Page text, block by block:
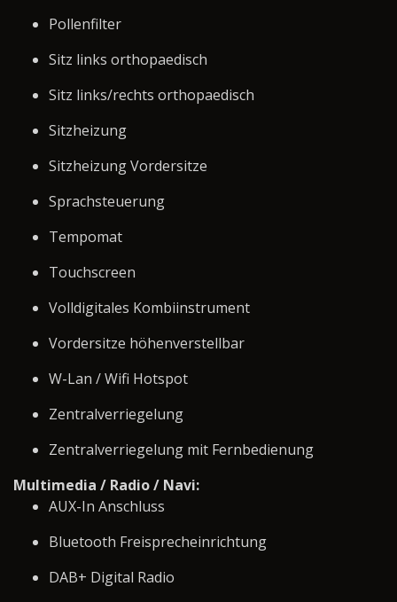
Pollenfilter
Sitz links orthopaedisch
Sitz links/rechts orthopaedisch
Sitzheizung
Sitzheizung Vordersitze
Sprachsteuerung
Tempomat
Touchscreen
Volldigitales Kombiinstrument
Vordersitze höhenverstellbar
W-Lan / Wifi Hotspot
Zentralverriegelung
Zentralverriegelung mit Fernbedienung
Multimedia / Radio / Navi:
AUX-In Anschluss
Bluetooth Freisprecheinrichtung
DAB+ Digital Radio